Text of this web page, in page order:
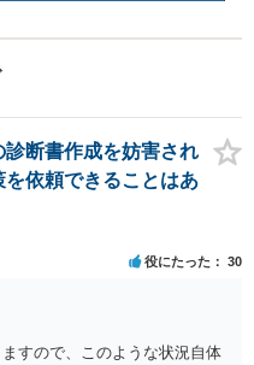
断書作成を妨害され
依頼できることはあ
役にたった 30
すので、このような状況自体